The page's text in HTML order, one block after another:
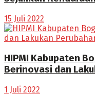
15 Juli 2022
HIPMI Kabupaten
Berinovasi dan
1 Juli 2022